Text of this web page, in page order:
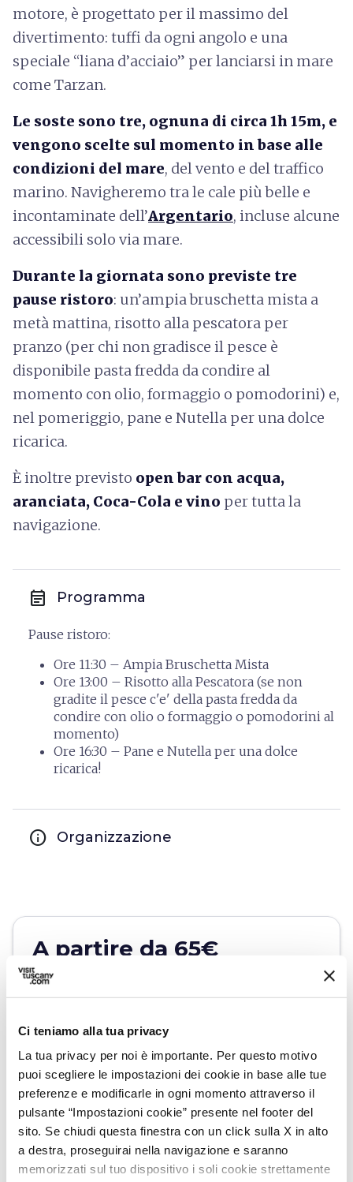
Ci teniamo alla tua privacy
La tua privacy per noi è importante. Per questo motivo
puoi scegliere le impostazioni dei cookie in base alle tue
preferenze e modificarle in ogni momento attraverso il
pulsante “Impostazioni cookie” presente nel footer del
sito. Se chiudi questa finestra con un click sulla X in alto
a destra, proseguirai nella navigazione e saranno
memorizzati sul tuo dispositivo i soli cookie strettamente
motore, è progettato per il massimo del
divertimento: tuffi da ogni angolo e una
speciale “liana d’acciaio” per lanciarsi in mare
come Tarzan.
Le soste sono tre, ognuna di circa 1h 15m, e
vengono scelte sul momento in base alle
condizioni del mare, del vento e del traffico
marino. Navigheremo tra le cale più belle e
incontaminate dell’Argentario, incluse alcune
accessibili solo via mare.
Durante la giornata sono previste tre
pause ristoro: un’ampia bruschetta mista a
metà mattina, risotto alla pescatora per
pranzo (per chi non gradisce il pesce è
disponibile pasta fredda da condire al
momento con olio, formaggio o pomodorini) e,
nel pomeriggio, pane e Nutella per una dolce
ricarica.
È inoltre previsto open bar con acqua,
aranciata, Coca-Cola e vino per tutta la
navigazione.
event_note Programma
Pause ristoro:
Ore 11:30 – Ampia Bruschetta Mista
Ore 13:00 – Risotto alla Pescatora (se non
gradite il pesce c'e' della pasta fredda da
condire con olio o formaggio o pomodorini al
momento)
Ore 16:30 – Pane e Nutella per una dolce
ricarica!
info Organizzazione
A partire da 65€
Raggiungi il sito dell'organizzatore